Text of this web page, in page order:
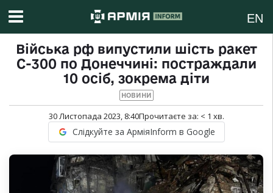
EN
Війська рф випустили шість ракет
С-300 по Донеччині: постраждали
10 осіб, зокрема діти
НОВИНИ
30 Листопада 2023, 8:40Прочитаєте за: < 1 хв.
Слідкуйте за АрміяInform в Google